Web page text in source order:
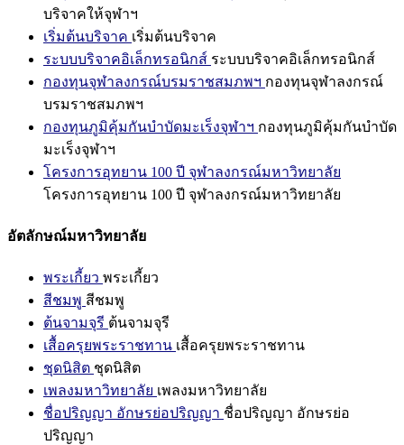
บริจาคให้จุฬาฯ
เริ่มต้นบริจาค เริ่มต้นบริจาค
ระบบบริจาคอิเล็กทรอนิกส์ ระบบบริจาคอิเล็กทรอนิกส์
กองทุนจุฬาลงกรณ์บรมราชสมภพฯ กองทุนจุฬาลงกรณ์
บรมราชสมภพฯ
กองทุนภูมิคุ้มกันบำบัดมะเร็งจุฬาฯ กองทุนภูมิคุ้มกันบำบัด
มะเร็งจุฬาฯ
โครงการอุทยาน 100 ปี จุฬาลงกรณ์มหาวิทยาลัย
โครงการอุทยาน 100 ปี จุฬาลงกรณ์มหาวิทยาลัย
อัตลักษณ์มหาวิทยาลัย
พระเกี้ยว พระเกี้ยว
สีชมพู สีชมพู
ต้นจามจุรี ต้นจามจุรี
เสื้อครุยพระราชทาน เสื้อครุยพระราชทาน
ชุดนิสิต ชุดนิสิต
เพลงมหาวิทยาลัย เพลงมหาวิทยาลัย
ชื่อปริญญา อักษรย่อปริญญา ชื่อปริญญา อักษรย่อ
ปริญญา